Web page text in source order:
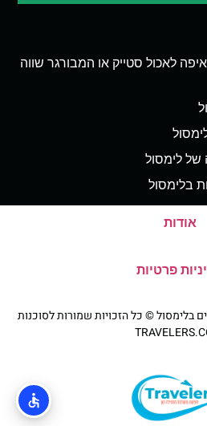
לאכול סטייק או המבורגר שווה
של לימסול
בלימסול
אודות
פרטיות
בלימסול © כל הזכויות שמורות לסוכנות